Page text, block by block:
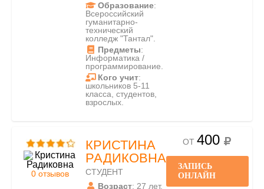
Образование:
Всероссийский
гуманитарно-
технический
колледж "Тантал".
Предметы:
Информатика /
программирование.
Кого учит:
школьников 5-11
класса, студентов,
взрослых.
0 отзывов
КРИСТИНА
РАДИКОВНА
СТУДЕНТ
Возраст: 27 лет.
ОТ 400
ЗАПИСЬ
ОНЛАЙН